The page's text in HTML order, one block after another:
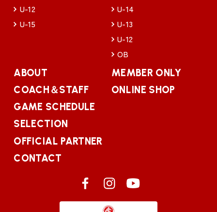
U-12
U-15
U-14
U-13
U-12
OB
ABOUT
COACH＆STAFF
GAME SCHEDULE
SELECTION
OFFICIAL PARTNER
CONTACT
MEMBER ONLY
ONLINE SHOP